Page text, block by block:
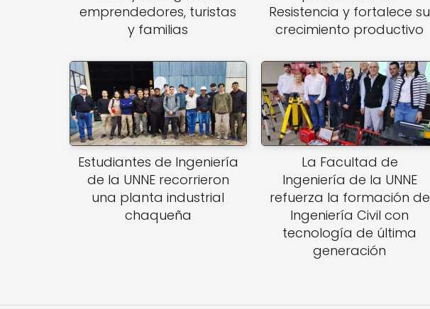
emprendedores, turistas
y familias
Resistencia y fortalece su
crecimiento productivo
Estudiantes de Ingeniería
de la UNNE recorrieron
una planta industrial
chaqueña
La Facultad de
Ingeniería de la UNNE
refuerza la formación de
Ingeniería Civil con
tecnología de última
generación